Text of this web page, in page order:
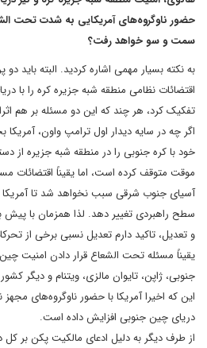
حضور ناوگروه‌های آمریکایی به شدت تحت
سمت و سو خواهد رفت؟
به نکته بسیار مهمی اشاره کردید. البته باید
اقتضائات نظامی منطقه شبه جزیره کره را با
تفکیک کرد، هر چند که این دو مسئله بر هم
اگر چه در سایه دیدار اول ترامپ واون،
خود با کره جنوبی را در منطقه شبه جزیره از
موقت متوقف کرده است، اما یقیناً اقتضائات
آسیای جنوب شرقی سبب نخواهد شد تا آمریکا
سطح راهبردی تغییر دهد. لذا همزمان با پیش
و تعدیل، تاکید دارم تعدیل نسبی برخی از
یقیناً مسئله تحت الشعاع قرار دادن امنیت
جنوبی، ژاپن، تایوان مالزی، ویتنام و دیگر
این که اخیرا آمریکا با حضور ناوگروه‌های
دریای چین جنوبی افزایش داده است.
از طرف دیگر به دلیل ادعای مالکیت پکن بر کل